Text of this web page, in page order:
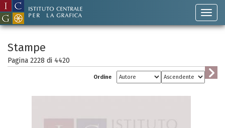
Stampe
Pagina 2228 di 4420
Ordine